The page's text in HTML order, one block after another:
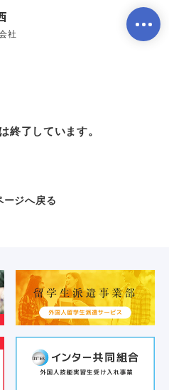
社
ム
案内
お問い合わせ
ご相談ください
終了しています。
ージへ戻る